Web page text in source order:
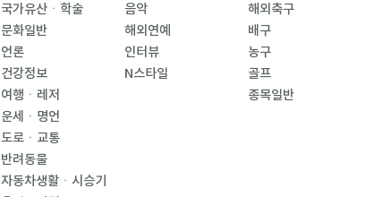
국가유산ㆍ학술
문화일반
언론
건강정보
여행ㆍ레저
운세ㆍ명언
도로ㆍ교통
반려동물
자동차생활ㆍ시승기
음악
해외연예
인터뷰
N스타일
해외축구
배구
농구
골프
종목일반